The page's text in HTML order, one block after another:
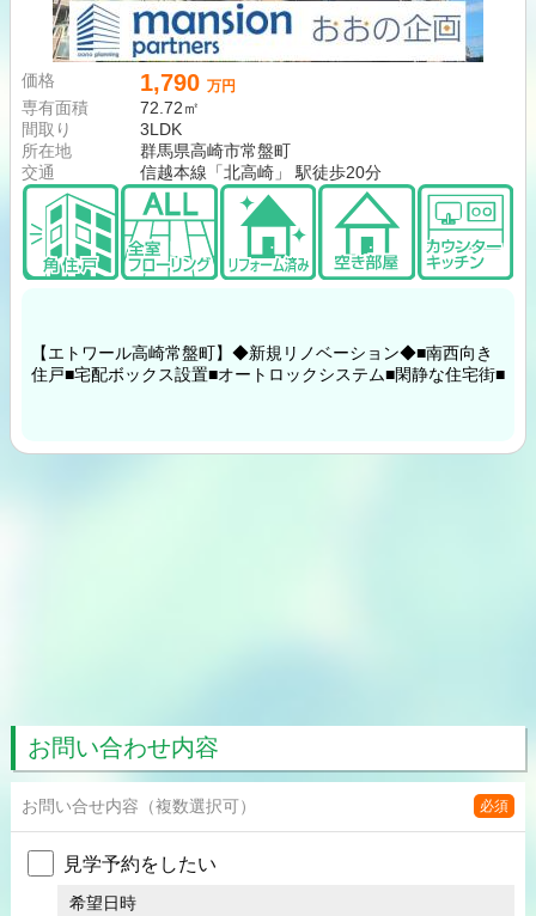
価格 1,790 万円
専有面積
72.72㎡
間取り
3LDK
所在地
群馬県高崎市常盤町
交通
信越本線「北高崎」 駅徒歩20分
【エトワール高崎常盤町】◆新規リノベーション◆■南西向き
住戸■宅配ボックス設置■オートロックシステム■閑静な住宅街■
お問い合わせ内容
必須
お問い合せ内容 （複数選択可）
見学予約をしたい
希望日時